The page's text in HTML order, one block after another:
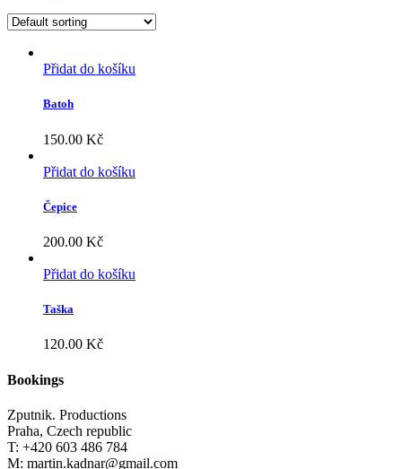
Přidat do košíku
Batoh
150.00 Kč
Přidat do košíku
Čepice
200.00 Kč
Přidat do košíku
Taška
120.00 Kč
Bookings
Zputnik. Productions
Praha, Czech republic
T: +420 603 486 784
M: martin.kadnar@gmail.com